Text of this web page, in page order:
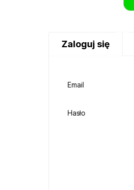
Zaloguj się
Email
Hasło